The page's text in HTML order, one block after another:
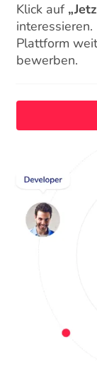
Klick auf
Plattform
bewerben.